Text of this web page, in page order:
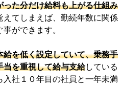
た分だけ給料も上がる仕組み
てしまえば、勤続年数に関係
ができます。
給を低く設定していて、乗務手
当を重視して給与支給している
社１０年目の社員と一年未満